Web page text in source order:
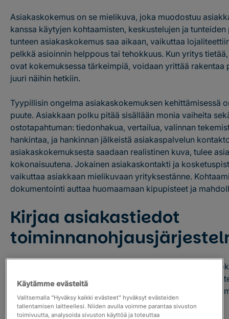
Asiakaskokemus on se mielikuva, joka muodostuu
kanssa käytyjen kohtaamisten, keskustelujen ja tunteiden
tunteen asiakaskokemus saa aikaan, vaikuttaa
pelkkä asioinnin helppous tai tehokkuus. Kun yritys
ovat kokemuksessa tärkeimpiä, voidaan yrittää
juuri näihin hetkiin.
Tyypillisin ongelma asiakaskokemuksen kehittämisessä
puute. Asiakkaan polku pitää sisällään monia vaiheita
ostotapahtuman: tiedonhakua, vertailua, valinnan
hankintaa, ja hankinnan jälkeistä asiakaspalvelun
asiakaskokemuksesta saadaan realistinen kuva, tulee
kokonaisuutena. Jokainen asiakaskontakti ja
vaikuttaa asiakkaan mielikuvaan yrityksestänne.
dokumentointi auttaa huomaamaan kipupisteet ja
Kirjaa asiakastiedot
on tärkeä työkalu
kehittämisessä. Jotta asiakaskokemuksesta saadaan
kokonaiskuva, kerää tietoa kaikista asiakaspolun
helpompi palvella hyvin, kun tunnet hänet kuin ystäväsi.
Käytämme evästeitä
Valitsemalla “Hyväksy kaikki evästeet” hyväksyt evästeiden
tallentamisen laitteellesi. Niiden avulla voimme parantaa sivuston
toimivuutta, analysoida sivuston käyttöä ja toteuttaa